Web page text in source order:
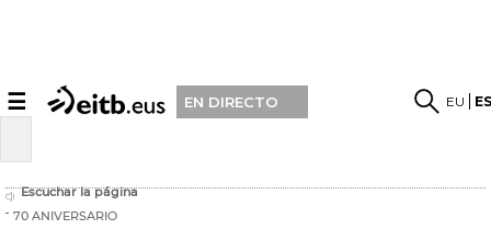
☰ EN DIRECTO EU
Escuchar la página
70 ANIVERSARIO